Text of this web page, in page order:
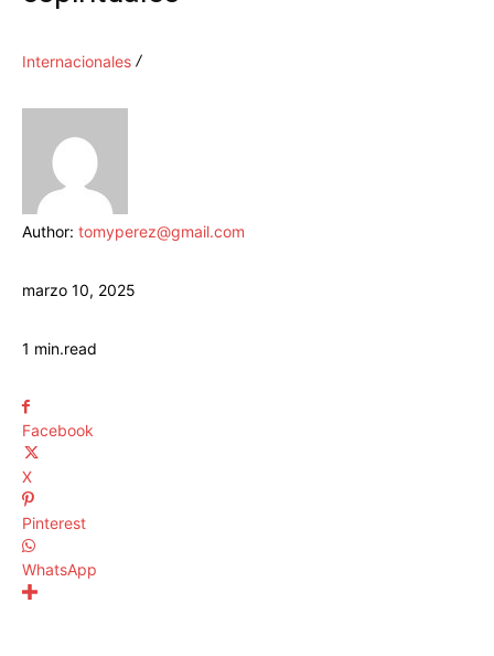
Internacionales
Author: tomyperez@gmail.com
marzo 10, 2025
1 min.read
Facebook
X
Pinterest
WhatsApp